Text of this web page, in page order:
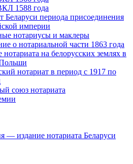
1588 года
Беларуси периода присоединения
империи
нотариусы и маклеры
о нотариальной части 1863 года
нотариата на белорусских землях в
нотариат в период с 1917 по
союз нотариата
— издание нотариата Беларуси